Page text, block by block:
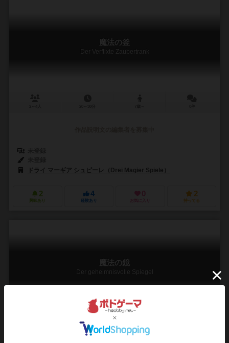
魔法の釜
Der Verflixte Zaubertrank
ドライ マーギア シュピーレ（Drei Magier Spiele）
2
興味あり
4
経験あり
0
お気に入り
2
持ってる
魔法の鏡
Der geheimnisvolle Spiegel
15～25分 5歳～